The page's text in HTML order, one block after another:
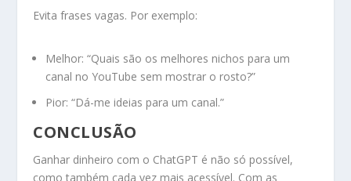
Evita frases vagas. Por exemplo:
Melhor: “Quais são os melhores nichos para um
canal no YouTube sem mostrar o rosto?”
Pior: “Dá-me ideias para um canal.”
CONCLUSÃO
Ganhar dinheiro com o ChatGPT é não só possível,
como também cada vez mais acessível. Com as